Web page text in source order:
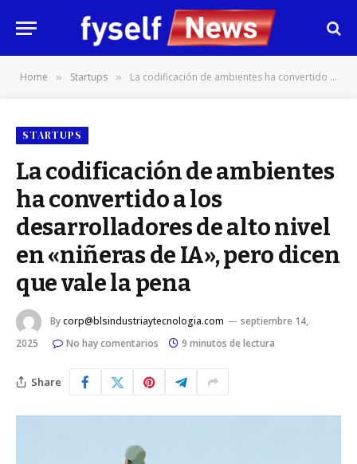
Home » Startups » La codificación de ambientes ha convertido a los desarrolladores de alto nivel en «niñeras de IA», pero dicen que vale la pena
STARTUPS
La codificación de ambientes
ha convertido a los
desarrolladores de alto nivel
en «niñeras de IA», pero dicen
que vale la pena
Bycorp@blsindustriaytecnologia.com
septiembre 14,
2025
No hay comentarios 9 minutos de lectura
Share